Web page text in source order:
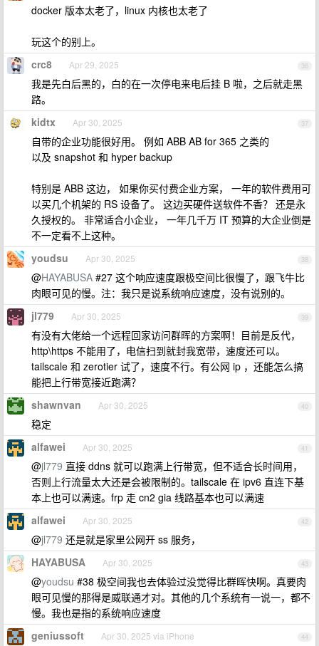
docker 版本太老了，linux 内核也太老了
玩这个的别上。
36
crc8 Apr 29, 2025
我是先白后黑的，白的在一次停电来电后挂 B 啦，之后就走黑
路。
37
kidtx Apr 30, 2025
自带的企业功能很好用。 例如 ABB AB for 365 之类的
以及 snapshot 和 hyper backup
特别是 ABB 这边， 如果你买付费企业方案， 一年的软件费用可
以买几个机架的 RS 设备了。 这边买硬件送软件不香？ 还是永
久授权的。 非常适合小企业， 一年几千万 IT 预算的大企业倒是
不一定看不上这种。
38
youdsu Apr 30, 2025
@HAYABUSA #27 这个响应速度跟极空间比很慢了，跟飞牛比
肉眼可见的慢。注：我只是说系统响应速度，没有说别的。
39
jl779 Apr 30, 2025
有没有大佬给一个远程回家访问群晖的方案啊！目前是反代，
http\https 不能用了，电信扫到就封我宽带，速度还可以。
tailscale 和 zerotier 试了，速度不行。有公网 ip ，还能怎么搞
能把上行带宽接近跑满？
40
shawnvan Apr 30, 2025
稳定
41
alfawei Apr 30, 2025
@jl779 直接 ddns 就可以跑满上行带宽，但不适合长时间用，
否则上行流量太大还是会被限制的。tailscale 在 ipv6 直连下基
本上也可以满速。frp 走 cn2 gia 线路基本也可以满速
42
alfawei Apr 30, 2025
@jl779 还是就是家里公网开 ss 服务，
43
HAYABUSA Apr 30, 2025
@youdsu #38 极空间我也去体验过没觉得比群晖快啊。真要肉
眼可见慢的那得是威联通才对。其他的几个系统有一说一，都不
慢。我也是指的系统响应速度
44
geniussoft Apr 30, 2025 via iPhone